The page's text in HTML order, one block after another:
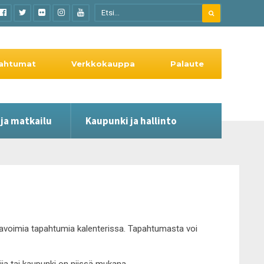
ja matkailu Kaupunki ja hallinto
Verkkokauppa Palaute
tapahtumia kalenterissa. Tapahtumasta voi